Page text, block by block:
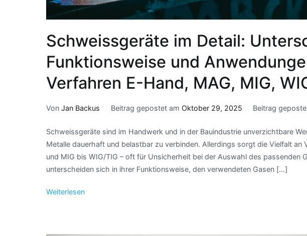
Schweissgeräte im Detail:
Funktionsweise und
Verfahren E-Hand, MAG, MIG,
Von Jan Backus Beitrag gepostet am Oktober 29, 2025 Beitrag
Schweissgeräte sind im Handwerk und in der Bauindustrie unverzichtbare
Metalle dauerhaft und belastbar zu verbinden. Allerdings sorgt die Vielfalt an
und MIG bis WIG/TIG – oft für Unsicherheit bei der Auswahl des passenden
unterscheiden sich in ihrer Funktionsweise, den verwendeten Gasen […]
Weiterlesen